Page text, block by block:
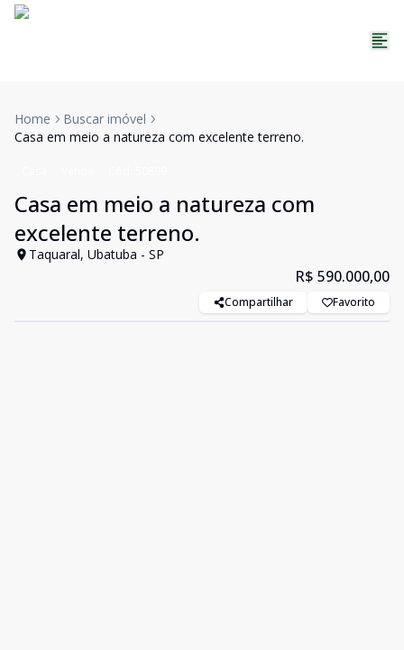
Home
Buscar imóvel
Casa em meio a natureza com excelente terreno.
Casa em meio a natureza com
excelente terreno.
Taquaral, Ubatuba - SP
R$ 590.000,00
Compartilhar Favorito